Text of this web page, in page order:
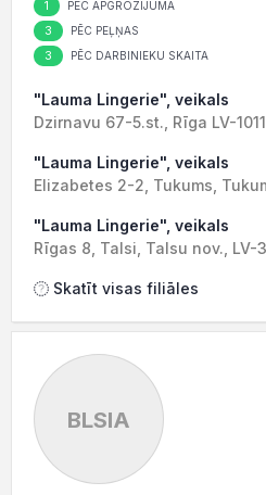
1 PĒC APGROZĪJUMA
3 PĒC PEĻŅAS
3 PĒC DARBINIEKU SKAITA
"Lauma Lingerie", veikals
Dzirnavu 67-5.st., Rīga LV-1011
"Lauma Lingerie", veikals
Elizabetes 2-2, Tukums,
"Lauma Lingerie", veikals
Rīgas 8, Talsi, Talsu nov., LV-
Skatīt visas filiāles
BLSIA